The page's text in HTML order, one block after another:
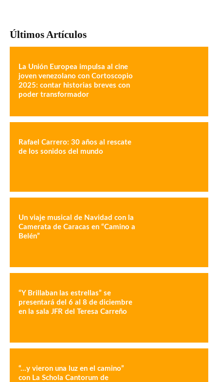
Últimos Artículos
La Unión Europea impulsa al cine
joven venezolano con Cortoscopio
2025: contar historias breves con
poder transformador
Rafael Carrero: 30 años al rescate
de los sonidos del mundo
Un viaje musical de Navidad con la
Camerata de Caracas en “Camino a
Belén”
“Y Brillaban las estrellas” se
presentará del 6 al 8 de diciembre
en la sala JFR del Teresa Carreño
“…y vieron una luz en el camino”
con La Schola Cantorum de